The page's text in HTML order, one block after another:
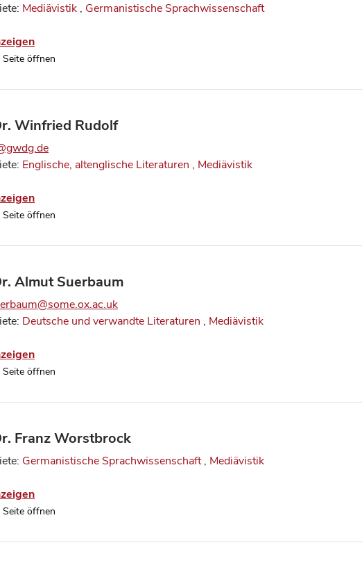
Mediävistik , Germanistische Sprachwissenschaft
Seite öffnen
Winfried Rudolf
Englische, altenglische Literaturen , Mediävistik
Seite öffnen
Almut Suerbaum
Deutsche und verwandte Literaturen , Mediävistik
Seite öffnen
Franz Worstbrock
Germanistische Sprachwissenschaft, Mediävistik
Seite öffnen